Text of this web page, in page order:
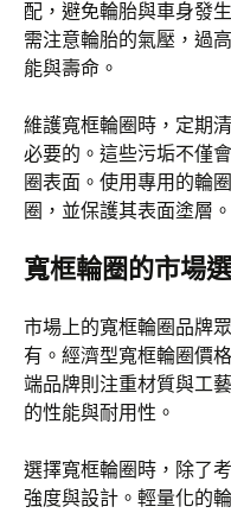
配，避免輪胎與車身發
需注意輪胎的氣壓，過
能與壽命。
維護寬框輪圈時，定期
必要的。這些污垢不僅
圈表面。使用專用的輪
圈，並保護其表面塗層。
寬框輪圈的市場
市場上的寬框輪圈品牌
有。經濟型寬框輪圈價
端品牌則注重材質與工
的性能與耐用性。
選擇寬框輪圈時，除了
強度與設計。輕量化的